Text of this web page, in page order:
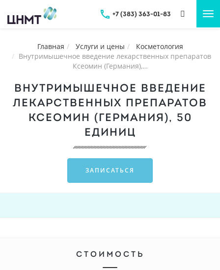
+7 (383) 363-01-83
Главная Услуги и цены
Косметология
Внутримышечное введение лекарственных препаратов
Ксеомин (Германия),…
ВНУТРИМЫШЕЧНОЕ ВВЕДЕНИЕ
ЛЕКАРСТВЕННЫХ ПРЕПАРАТОВ
КСЕОМИН (ГЕРМАНИЯ), 50
ЕДИНИЦ
ЗАПИСАТЬСЯ
СТОИМОСТЬ